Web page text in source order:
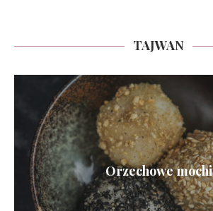
TAJWAN
Orzechowe mochi